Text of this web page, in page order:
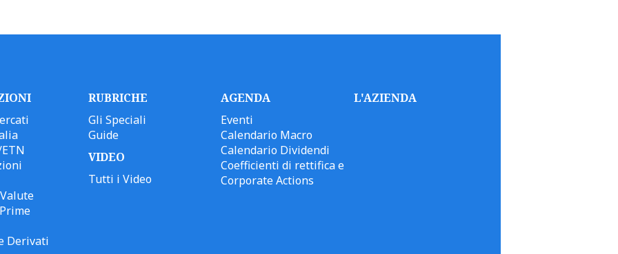
Derivati
RUBRICHE
Gli Speciali
Guide
VIDEO
Tutti i Video
AGENDA
Eventi
Calendario Macro
Calendario Dividendi
Coefficienti di rettifica e
Corporate Actions
L'AZIENDA